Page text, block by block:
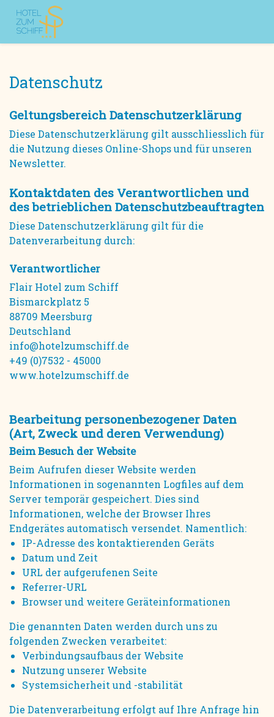
Datenschutz
Geltungsbereich Datenschutzerklärung
Diese Datenschutzerklärung gilt ausschliesslich für
die Nutzung dieses Online-Shops und für unseren
Newsletter.
Kontaktdaten des Verantwortlichen und
des betrieblichen Datenschutzbeauftragten
Diese Datenschutzerklärung gilt für die
Datenverarbeitung durch:
Verantwortlicher
Flair Hotel zum Schiff
Bismarckplatz 5
88709 Meersburg
Deutschland
info@hotelzumschiff.de
+49 (0)7532 - 45000
www.hotelzumschiff.de
Bearbeitung personenbezogener Daten
(Art, Zweck und deren Verwendung)
Beim Besuch der Website
Beim Aufrufen dieser Website werden
Informationen in sogenannten Logfiles auf dem
Server temporär gespeichert. Dies sind
Informationen, welche der Browser Ihres
Endgerätes automatisch versendet. Namentlich:
IP-Adresse des kontaktierenden Geräts
Datum und Zeit
URL der aufgerufenen Seite
Referrer-URL
Browser und weitere Geräteinformationen
Die genannten Daten werden durch uns zu
folgenden Zwecken verarbeitet:
Verbindungsaufbaus der Website
Nutzung unserer Website
Systemsicherheit und -stabilität
Die Datenverarbeitung erfolgt auf Ihre Anfrage hin